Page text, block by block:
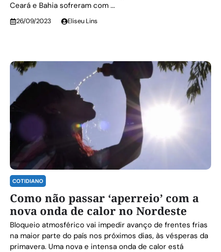
Ceará e Bahia sofreram com ...
26/09/2023 Eliseu Lins
COTIDIANO
Como não passar ‘aperreio’ com a
nova onda de calor no Nordeste
Bloqueio atmosférico vai impedir avanço de frentes frias
na maior parte do país nos próximos dias, às vésperas da
primavera. Uma nova e intensa onda de calor está